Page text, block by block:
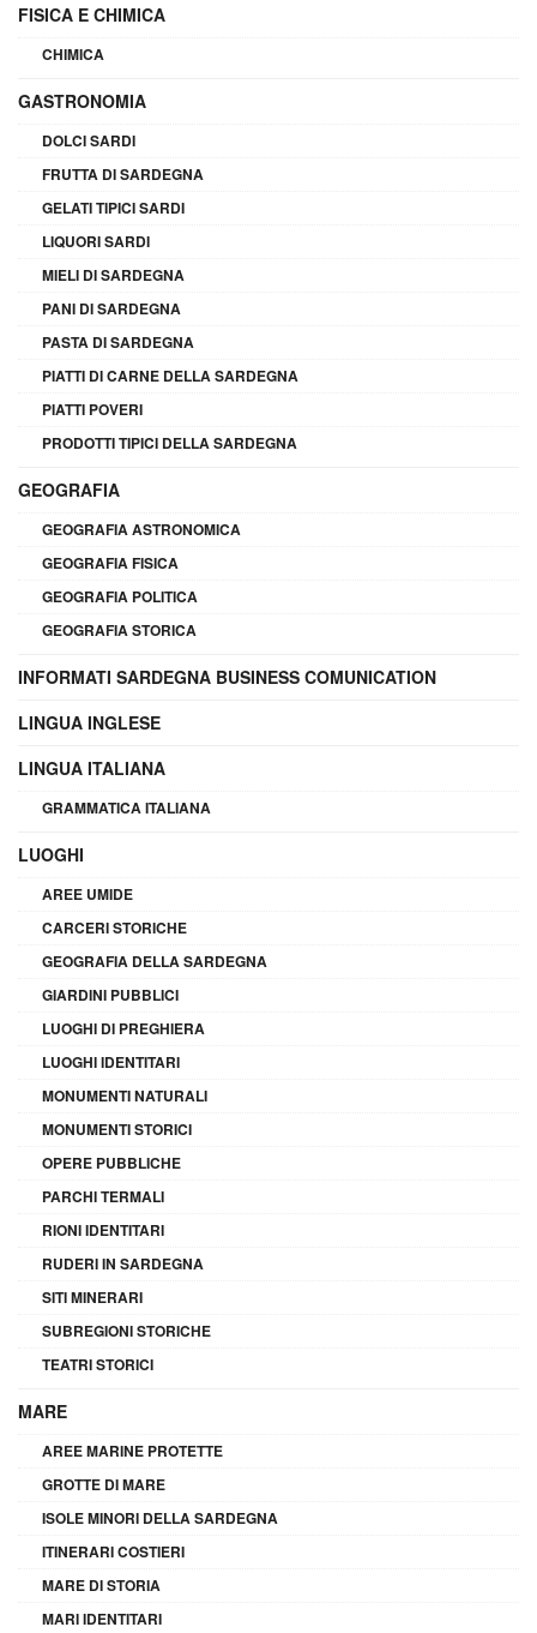
FISICA E CHIMICA
CHIMICA
GASTRONOMIA
DOLCI SARDI
FRUTTA DI SARDEGNA
GELATI TIPICI SARDI
LIQUORI SARDI
MIELI DI SARDEGNA
PANI DI SARDEGNA
PASTA DI SARDEGNA
PIATTI DI CARNE DELLA SARDEGNA
PIATTI POVERI
PRODOTTI TIPICI DELLA SARDEGNA
GEOGRAFIA
GEOGRAFIA ASTRONOMICA
GEOGRAFIA FISICA
GEOGRAFIA POLITICA
GEOGRAFIA STORICA
INFORMATI SARDEGNA BUSINESS COMUNICATION
LINGUA INGLESE
LINGUA ITALIANA
GRAMMATICA ITALIANA
LUOGHI
AREE UMIDE
CARCERI STORICHE
GEOGRAFIA DELLA SARDEGNA
GIARDINI PUBBLICI
LUOGHI DI PREGHIERA
LUOGHI IDENTITARI
MONUMENTI NATURALI
MONUMENTI STORICI
OPERE PUBBLICHE
PARCHI TERMALI
RIONI IDENTITARI
RUDERI IN SARDEGNA
SITI MINERARI
SUBREGIONI STORICHE
TEATRI STORICI
MARE
AREE MARINE PROTETTE
GROTTE DI MARE
ISOLE MINORI DELLA SARDEGNA
ITINERARI COSTIERI
MARE DI STORIA
MARI IDENTITARI